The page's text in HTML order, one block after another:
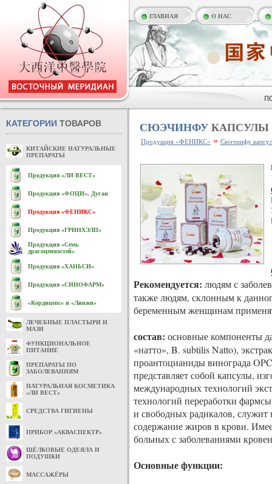
ГЛАВНАЯ О НАС
КАТЕГОРИИ ТОВАРОВ
КИТАЙСКИЕ НАТУРАЛЬНЫЕ
ПРЕПАРАТЫ
Продукция «ЛИ ВЕСТ»
Продукция «ФОЦИ», Дуган
Продукция «ФЕНИКС»
Продукция «ГРИНХЭЛП»
Продукция «Семь
драгоценностей»
Продукция «ХАНЬСИ»
Продукция «СИНОФАРМ»
«Кордицепс» и «Линжи»
ЛЕЧЕБНЫЕ ПЛАСТЫРИ И
МАЗИ
ФУНКЦИОНАЛЬНОЕ
ПИТАНИЕ
ПРЕПАРАТЫ ПО
ЗАБОЛЕВАНИЯМ
НАТУРАЛЬНАЯ КОСМЕТИКА
«ЛИ ВЕСТ»
СРЕДСТВА ГИГИЕНЫ
ПРИБОР «АКВАСПЕКТР»
ШЁЛКОВЫЕ ОДЕЯЛА И
ПОДУШКИ
МАССАЖЁРЫ
СЮЭЧИНФУКАПСУЛЫ
Продукция «ФЕНИКС» » Сюэчинфу
Рекомендуется: людям с
также людям, склонным к
беременным женщинам
состав: основные компоненты
«натто», B. subtilis Natto),
проантоцианиды винограда
представляет собой капсулы,
международных технологий
технологий переработки
и свободных радикалов, служит
содержание жиров в крови.
больных с заболеваниями
Основные функции: